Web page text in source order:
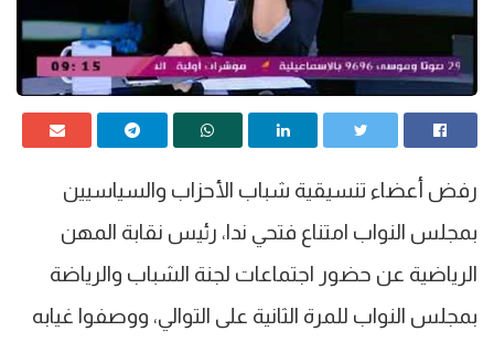
رفض أعضاء تنسيقية شباب الأحزاب والسياسيين
بمجلس النواب امتناع فتحي ندا، رئيس نقابة المهن
الرياضية عن حضور اجتماعات لجنة الشباب والرياضة
بمجلس النواب للمرة الثانية على التوالي، ووصفوا غيابه